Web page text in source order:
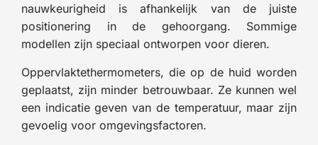
nauwkeurigheid is afhankelijk van de juiste
positionering in de gehoorgang. Sommige
modellen zijn speciaal ontworpen voor dieren.
Oppervlaktethermometers, die op de huid worden
geplaatst, zijn minder betrouwbaar. Ze kunnen wel
een indicatie geven van de temperatuur, maar zijn
gevoelig voor omgevingsfactoren.